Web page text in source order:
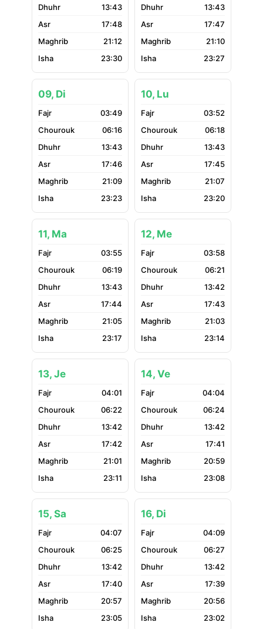
13:43
17:48
21:12
23:30
13:43
17:47
21:10
23:27
09, Di
03:49
06:16
13:43
17:46
21:09
23:23
10, Lu
03:52
06:18
13:43
17:45
21:07
23:20
11, Ma
03:55
06:19
13:43
17:44
21:05
23:17
12, Me
03:58
06:21
13:42
17:43
21:03
23:14
13, Je
04:01
06:22
13:42
17:42
21:01
23:11
14, Ve
04:04
06:24
13:42
17:41
20:59
23:08
15, Sa
04:07
06:25
13:42
17:40
20:57
23:05
16, Di
04:09
06:27
13:42
17:39
20:56
23:02